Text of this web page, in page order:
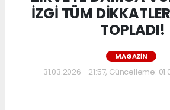
İZGİ TÜM
TOPLADI!
MAGAZIN
31.03.2026 - 21:57, Güncelleme: